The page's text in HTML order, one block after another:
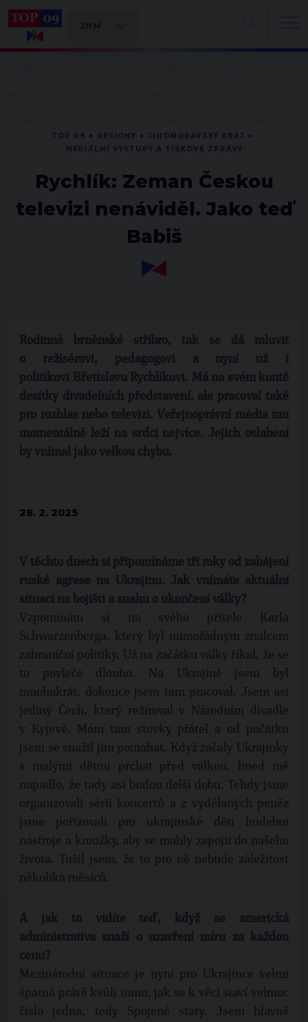
Rychlík: Zeman Českou
televizi nenáviděl. Jako teď
Babiš
Rodinné brněnské stříbro, tak se dá mluvit
o režisérovi, pedagogovi a nyní už i
politikovi Břetislavu Rychlíkovi. Má na svém kontě
desítky divadelních představení, ale pracoval také
pro rozhlas nebo televizi. Veřejnoprávní média mu
momentálně leží na srdci nejvíce. Jejich oslabení
by vnímal jako velkou chybu.
28. 2. 2025
V těchto dnech si připomínáme tři roky od zahájení
ruské agrese na Ukrajinu. Jak vnímáte aktuální
situaci na bojišti a snahu o ukončení války?
Vzpomínám si na svého přítele Karla
Schwarzenberga, který byl mimořádným znalcem
zahraniční politiky. Už na začátku války říkal, že se
to povleče dlouho. Na Ukrajině jsem byl
mnohokrát, dokonce jsem tam pracoval. Jsem asi
jediný Čech, který režíroval v Národním divadle
v Kyjevě. Mám tam stovky přátel a od počátku
jsem se snažil jim pomáhat. Když začaly Ukrajinky
s malými dětmi prchat před válkou, hned mě
napadlo, že tady asi budou delší dobu. Tehdy jsme
organizovali sérii koncertů a z vydělaných peněz
jsme pořizovali pro ukrajinské děti hudební
nástroje a kroužky, aby se mohly zapojit do našeho
života. Tušil jsem, že to pro ně nebude záležitost
několika měsíců.
A jak to vidíte teď, když se americká
administrativa snaží o uzavření míru za každou
cenu?
Mezinárodní situace je nyní pro Ukrajince velmi
špatná právě kvůli tomu, jak se k věci staví velmoc
číslo jedna, tedy Spojené státy. Jsem hlavně